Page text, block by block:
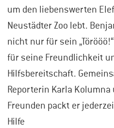
um den liebenswerten
Neustädter Zoo lebt.
nicht nur für sein
für seine Freundlichkeit
Hilfsbereitschaft.
Reporterin Karla
Freunden packt er
Hilfe